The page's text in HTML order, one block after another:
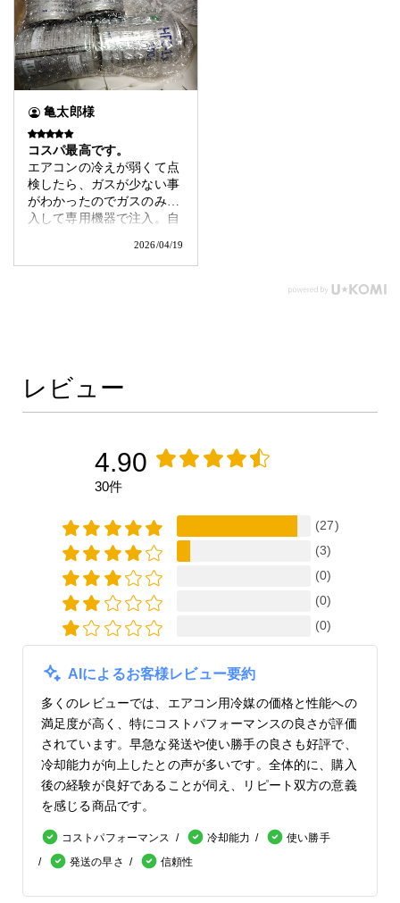
亀太郎様
コスパ最高です。
エアコンの冷えが弱くて点
検したら、ガスが少ない事
がわかったのでガスのみ購
入して専用機器で注入。自
2026/04/19
レビュー
4.90
30件
(27)
(3)
(0)
(0)
(0)
AIによるお客様レビュー要約
多くのレビューでは、エアコン用冷媒の価格と性能への
満足度が高く、特にコストパフォーマンスの良さが評価
されています。早急な発送や使い勝手の良さも好評で、
冷却能力が向上したとの声が多いです。全体的に、購入
後の経験が良好であることが伺え、リピート双方の意義
を感じる商品です。
コストパフォーマンス 冷却能力
使い勝手
発送の早さ
信頼性